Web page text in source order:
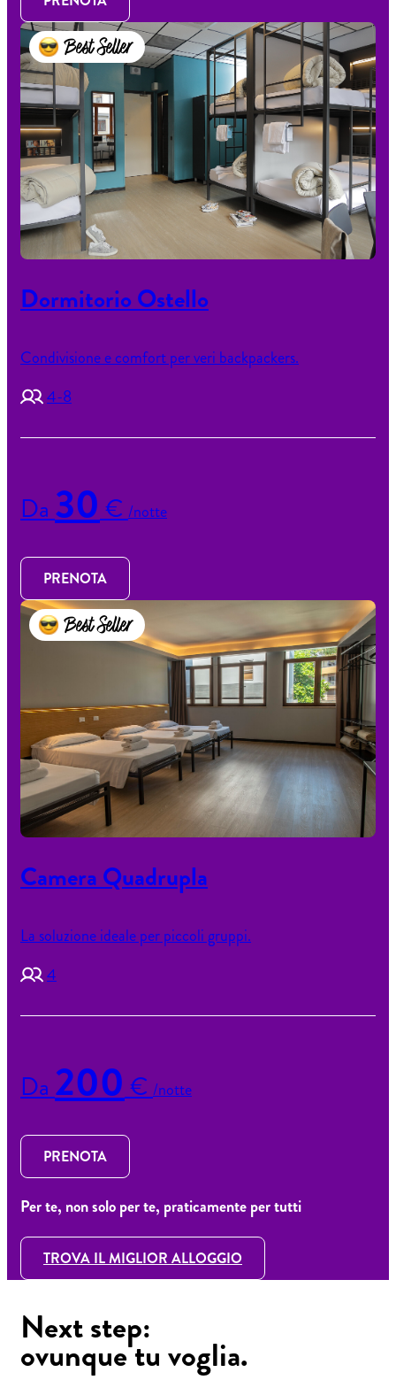
Best Seller
Dormitorio Ostello
Condivisione e comfort per veri backpackers.
4-8
Da30€/notte
PRENOTA
Best Seller
Camera Quadrupla
La soluzione ideale per piccoli gruppi.
4
Da200€/notte
PRENOTA
Per te, non solo per te, praticamente per tutti
TROVA IL MIGLIOR ALLOGGIO
Next step:
ovunque tu voglia.